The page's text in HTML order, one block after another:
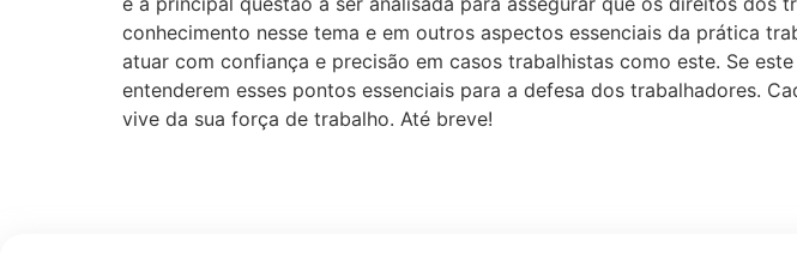
conhecimento nesse tema e em outros aspectos essenciais da prática
atuar com confiança e precisão em casos trabalhistas como este. Se
entenderem esses pontos essenciais para a defesa dos trabalhadores.
vive da sua força de trabalho. Até breve!